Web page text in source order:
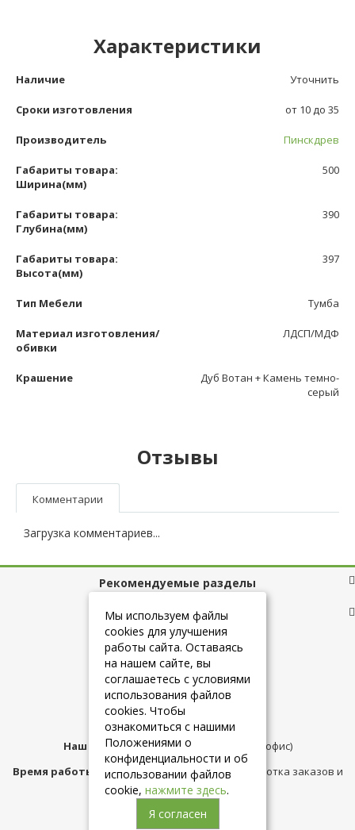
Характеристики
Наличие Уточнить
Сроки изготовления от 10 до 35
Производитель Пинскдрев
Габариты товара:
Ширина(мм)
500
Габариты товара:
Глубина(мм)
390
Габариты товара:
Высота(мм)
397
Тип Мебели Тумба
Материал изготовления/
обивки
ЛДСП/МДФ
Крашение
Дуб Вотан + Камень темно-
серый
Отзывы
Комментарии
Загрузка комментариев...
Рекомендуемые разделы
Полезные ссылки
+7 (925) 084-10-60
Наш адрес:Москва,ул.Плещеева д.12 (офис)
Время работы магазина:с 10:00 до 21:00 (обработка заказов и
консультация)
Мы используем файлы
cookies для улучшения
работы сайта. Оставаясь
на нашем сайте, вы
соглашаетесь с условиями
использования файлов
cookies. Чтобы
ознакомиться с нашими
Положениями о
конфиденциальности и об
использовании файлов
cookie, нажмите здесь.
Я согласен